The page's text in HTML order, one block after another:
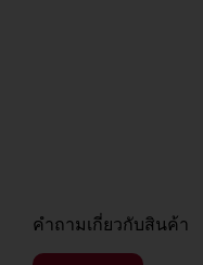
คำถามเกี่ยวกับสินค้า